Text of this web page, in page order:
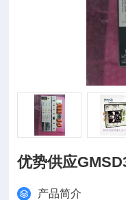
优势供应
产品简介